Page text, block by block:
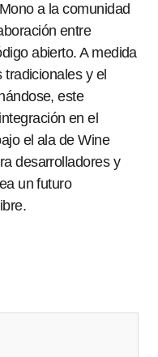
a la comunidad
entre
abierto. A medida
y el
este
en el
el ala de Wine
desarrolladores y
un futuro